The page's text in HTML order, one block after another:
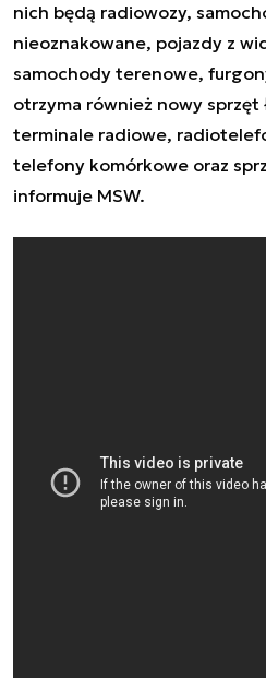
nich będą radiowozy,
nieoznakowane, pojazdy z
samochody terenowe,
otrzyma również nowy sprzęt
terminale radiowe,
telefony komórkowe oraz
informuje MSW.